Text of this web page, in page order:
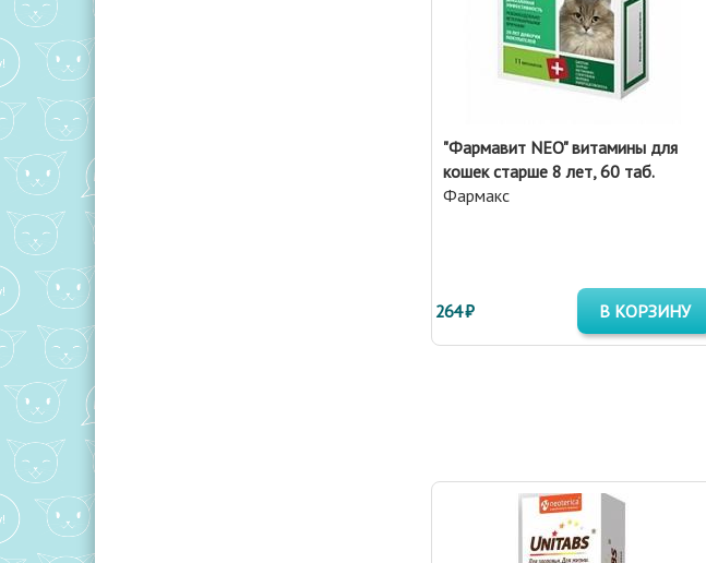
"Фармавит NEO" витамины для
кошек старше 8 лет, 60 таб.
Фармакс
264 ₽ В КОРЗИНУ